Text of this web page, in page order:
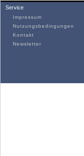
Service
Impressum
Nutzungsbedingungen
Kontakt
Newsletter